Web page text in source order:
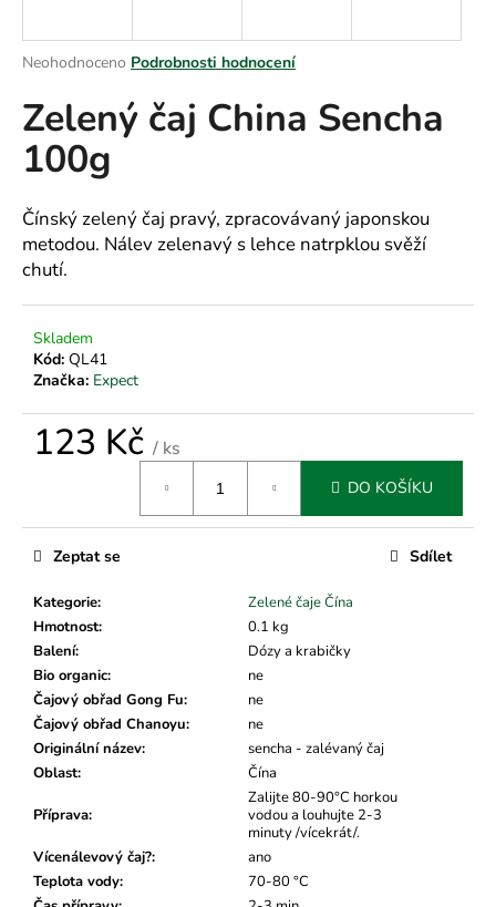
Průměrné
produktu
je
0,0
z
hvězdiček.
Neohodnoceno Podrobnosti hodnocení
Zelený čaj China Sencha
100g
Čínský zelený čaj pravý, zpracovávaný japonskou
metodou. Nálev zelenavý s lehce natrpklou svěží
chutí.
Skladem
Kód: QL41
Značka: Expect
123 Kč / ks
DO KOŠÍKU
Kategorie:
Zelené čaje Čína
Hmotnost:
0.1 kg
Balení:
Dózy a krabičky
Bio organic:
ne
Čajový obřad Gong Fu:
ne
Čajový obřad Chanoyu:
ne
Originální název:
sencha - zalévaný čaj
Oblast: Čína
Příprava:
Zalijte 80-90°C horkou
vodou a louhujte 2-3
minuty /vícekrát/.
Vícenálevový čaj?:
ano
Teplota vody:
70-80 °C
Zeptat se Sdílet
j
t
?
HLEDAT
D
o
u
m